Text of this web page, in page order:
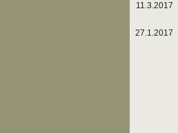
11.3.2017
27.1.2017